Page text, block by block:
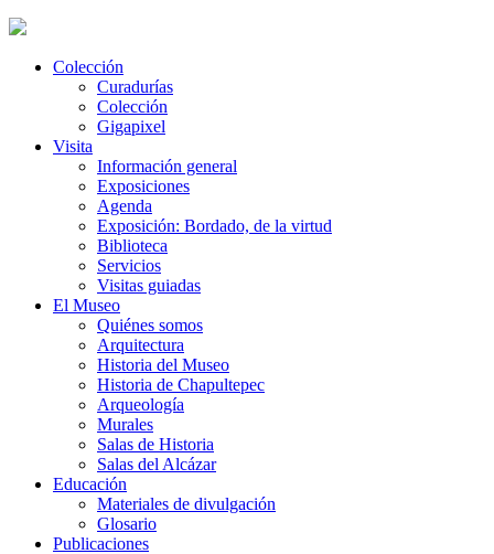
Colección
Curadurías
Colección
Gigapixel
Visita
Información general
Exposiciones
Agenda
Exposición: Bordado, de la virtud
Biblioteca
Servicios
Visitas guiadas
El Museo
Quiénes somos
Arquitectura
Historia del Museo
Historia de Chapultepec
Arqueología
Murales
Salas de Historia
Salas del Alcázar
Educación
Materiales de divulgación
Glosario
Publicaciones